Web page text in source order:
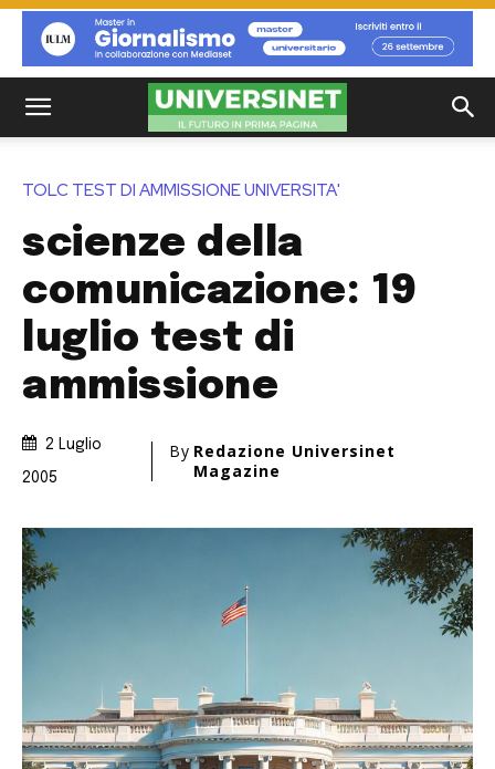
TOLC TEST DI AMMISSIONE UNIVERSITA'
scienze della
comunicazione: 19
luglio test di
ammissione
2 Luglio
2005
By Redazione Universinet
Magazine